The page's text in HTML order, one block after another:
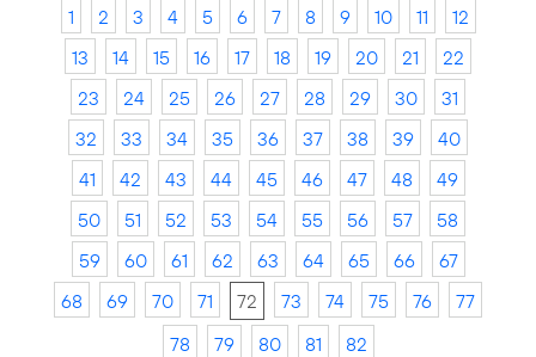
1 2 3 4 5 6 7 8 9 10 11
12
13
14 15 16 17 18 19 20 21
22
23
24 25 26 27 28 29 30
31
32
33 34 35 36 37 38 39
40
41
42 43 44 45 46 47 48
49
50
51 52 53 54 55 56 57
58
59
60 61 62 63 64 65 66
67
68
69 70 71 72 73 74 75 76
77
78
79 80 81 82